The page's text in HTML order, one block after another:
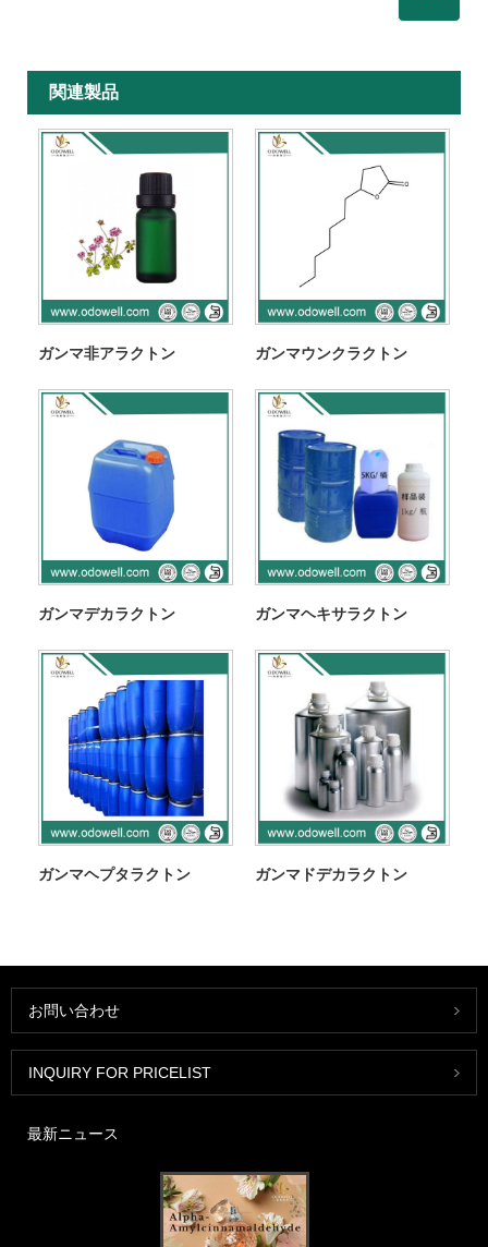
関連製品
ガンマ非アラクトン ガンマウンクラクトン
ガンマデカラクトン ガンマヘキサラクトン
ガンマヘプタラクトン ガンマドデカラクトン
お問い合わせ
INQUIRY FOR PRICELIST
最新ニュース